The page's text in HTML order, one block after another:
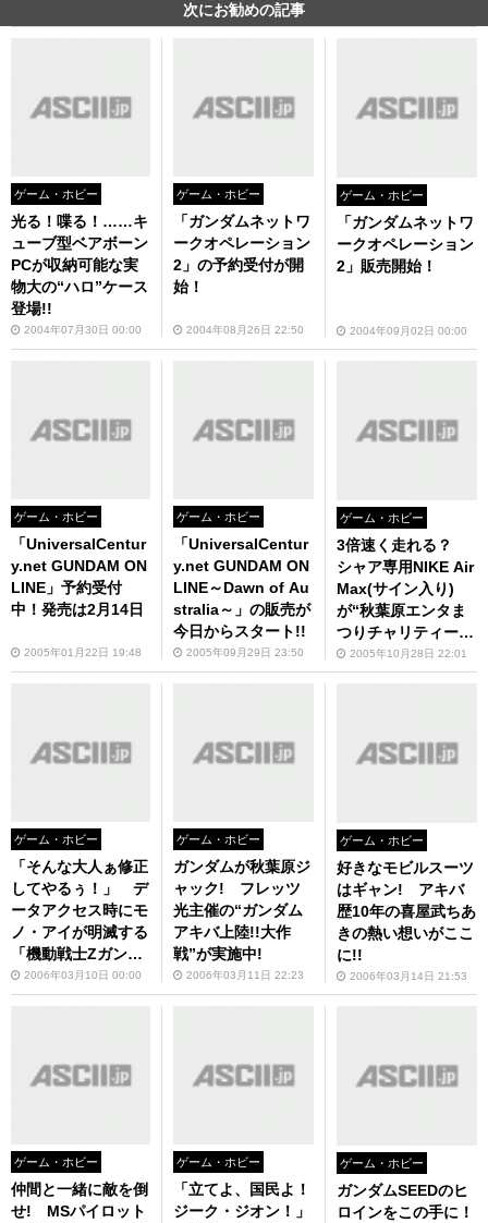
次にお勧めの記事
ゲーム・ホビー
光る！喋る！……キ
ューブ型ベアボーン
PCが収納可能な実
物大の“ハロ”ケース
登場!!
2004年07月30日 00:00
ゲーム・ホビー
「ガンダムネットワ
ークオペレーション
2」の予約受付が開
始！
2004年08月26日 22:50
ゲーム・ホビー
「ガンダムネットワ
ークオペレーション
2」販売開始！
2004年09月02日 00:00
ゲーム・ホビー
「UniversalCentur
y.net GUNDAM ON
LINE」予約受付
中！発売は2月14日
2005年01月22日 19:48
ゲーム・ホビー
「UniversalCentur
y.net GUNDAM ON
LINE～Dawn of Au
stralia～」の販売が
今日からスタート!!
2005年09月29日 23:50
ゲーム・ホビー
3倍速く走れる？
シャア専用NIKE Air
Max(サイン入り)
が“秋葉原エンタま
つりチャリティー・
オークション”に出
品!
2005年10月28日 22:01
ゲーム・ホビー
「そんな大人ぁ修正
してやるぅ！」 デ
ータアクセス時にモ
ノ・アイが明滅する
「機動戦士Zガンダ
ム」USBメモリがア
イ・オー・データ機
2006年03月10日 00:00
ゲーム・ホビー
ガンダムが秋葉原ジ
ャック! フレッツ
光主催の“ガンダム
アキバ上陸!!大作
戦”が実施中!
2006年03月11日 22:23
ゲーム・ホビー
好きなモビルスーツ
はギャン! アキバ
歴10年の喜屋武ちあ
きの熱い想いがここ
に!!
2006年03月14日 21:53
ゲーム・ホビー
仲間と一緒に敵を倒
せ! MSパイロット
ゲーム・ホビー
「立てよ、国民よ！
ジーク・ジオン！」
ゲーム・ホビー
ガンダムSEEDのヒ
ロインをこの手に！